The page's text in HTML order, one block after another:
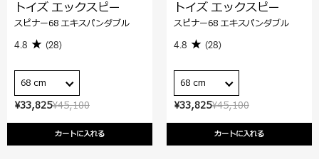
¥45,100
¥33,825
カートに入れる
トイズ エックスピー
スピナー68 エキスパンダブル
4.8 (28)
68 cm
¥45,100
¥33,825
カートに入れる
トイズ エックスピー
スピナー68 エキスパンダブル
4.8 (28)
68 cm